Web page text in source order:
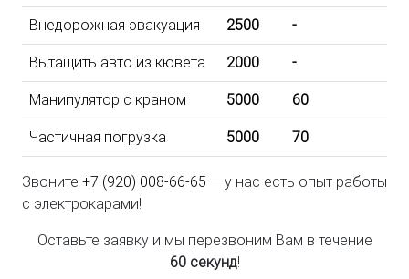
Внедорожная эвакуация 2500 -
Вытащить авто из кювета 2000 -
Манипулятор с краном 5000 60
Частичная погрузка 5000 70
Звоните +7 (920) 008-66-65 — у нас есть опыт работы
с электрокарами!
Оставьте заявку и мы перезвоним Вам в течение
60 секунд!